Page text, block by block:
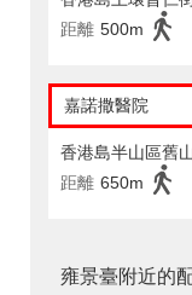
距離 500m
嘉諾撒醫院
香港島半山區舊
距離 650m
雍景臺附近的